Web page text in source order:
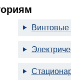
Винтовые